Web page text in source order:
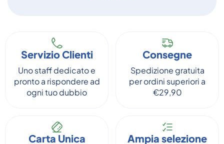
Servizio Clienti
Uno staff dedicato e
pronto a rispondere ad
ogni tuo dubbio
Consegne
Spedizione gratuita
per ordini superiori a
€29,90
Carta Unica Ampia selezione